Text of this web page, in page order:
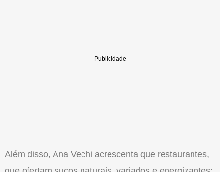
Além dis­so, Ana Vechi acrescenta que restauran­tes,